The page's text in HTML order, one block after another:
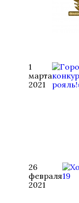
1
марта
2021
26
февраля
2021